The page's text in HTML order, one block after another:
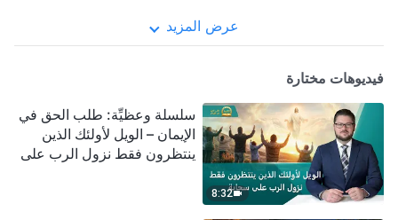
عرض المزيد
فيديوهات مختارة
8:32
سلسلة وعظيِّة: طلب الحق في
الإيمان – الويل لأولئك الذين
ينتظرون فقط نزول الرب على